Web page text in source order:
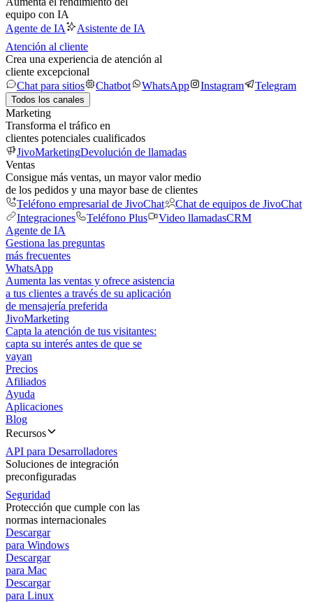
equipo con IA
Agente de IA
Asistente de IA
Atención al cliente
Crea una experiencia de atención al
cliente excepcional
Chat para sitios
Chatbot WhatsApp Instagram Telegram
Todos los canales
Marketing
Transforma el tráfico en
clientes potenciales cualificados
JivoMarketingDevolución de llamadas
Ventas
Consigue más ventas, un mayor valor medio
de los pedidos y una mayor base de clientes
Teléfono empresarial de JivoChat
Chat de equipos de JivoChat
Integraciones
Teléfono Plus Video llamadasCRM
Agente de IA
Gestiona las preguntas
más frecuentes
WhatsApp
Aumenta las ventas y ofrece asistencia
a tus clientes a través de su aplicación
de mensajería preferida
JivoMarketing
Capta la atención de tus visitantes:
capta su interés antes de que se
vayan
Precios
Afiliados
Ayuda
Aplicaciones
Blog
Recursos
API para Desarrolladores
Soluciones de integración
preconfiguradas
Seguridad
Protección que cumple con las
normas internacionales
Descargar
para Windows
Descargar
para Mac
Descargar
para Linux